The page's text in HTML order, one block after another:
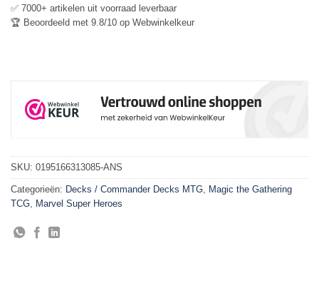
✅ 7000+ artikelen uit voorraad leverbaar
🏆 Beoordeeld met 9.8/10 op Webwinkelkeur
SKU: 0195166313085-ANS
Categorieën: Decks / Commander Decks MTG Magic the Gathering
TCG Marvel Super Heroes